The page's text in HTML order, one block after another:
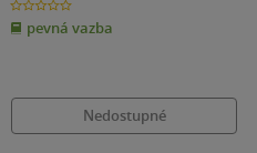
0.0
z
5
hvězdiček
pevná vazba
Nedostupné